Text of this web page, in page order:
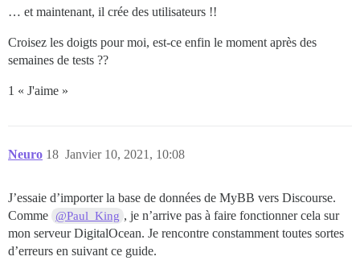
… et maintenant, il crée des utilisateurs !!
Croisez les doigts pour moi, est-ce enfin le moment après des
semaines de tests ??
1 « J'aime »
Neuro Janvier 10, 2021, 10:08
18
J’essaie d’importer la base de données de MyBB vers Discourse.
Comme @Paul_King , je n’arrive pas à faire fonctionner cela sur
mon serveur DigitalOcean. Je rencontre constamment toutes sortes
d’erreurs en suivant ce guide.